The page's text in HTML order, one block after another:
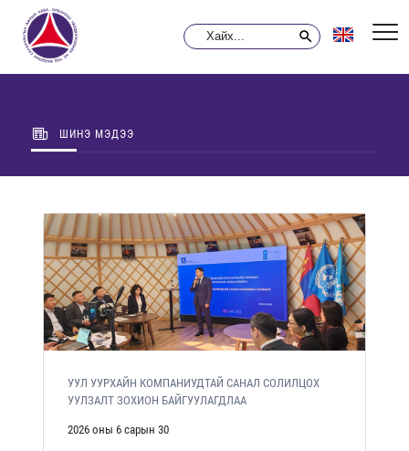
ШИНЭ МЭДЭЭ
УУЛ УУРХАЙН КОМПАНИУДТАЙ САНАЛ СОЛИЛЦОХ
УУЛЗАЛТ ЗОХИОН БАЙГУУЛАГДЛАА
2026 оны 6 сарын 30